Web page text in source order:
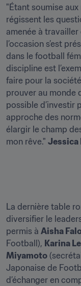
"Étant soumise
régissent les
amenée à
l’occasion s’est
dans le football
discipline est
faire pour la
prouver au monde
possible d’investir
approche des
élargir le champ
mon rêve." Jessica
La dernière table
diversifier le
permis à Aisha
Football), Karina
Miyamoto
Japonaise de
d’échanger en